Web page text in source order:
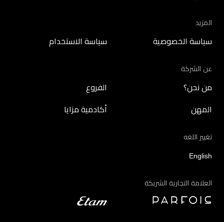
المزيد
سياسة الخصوصية سياسة الاستخدام
عن الشركة
من نحن؟ الفروع
المهن أكادمية مزايا
تغيير اللغه
English
العلامة التجارية الشريكة